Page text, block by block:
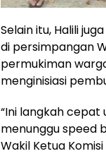
Selain itu, Halili
di persimpangan
permukiman
menginisiasi
“Ini langkah cepat
menunggu speed
Wakil Ketua